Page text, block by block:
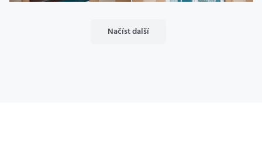
Načíst další